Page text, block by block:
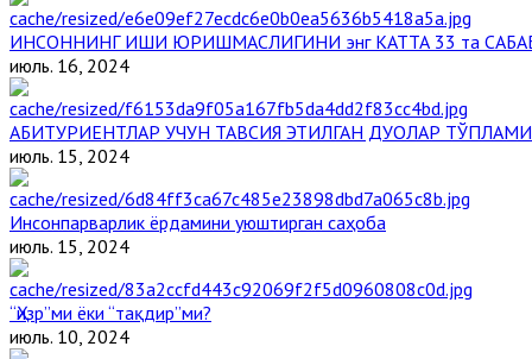
ИНСОННИНГ ИШИ ЮРИШМАСЛИГИНИ энг КАТТА 33 та
июль. 16, 2024
АБИТУРИЕНТЛАР УЧУН ТАВСИЯ ЭТИЛГАН ДУОЛАР ТЎПЛАМИ
июль. 15, 2024
Инсонпарварлик ёрдамини уюштирган саҳоба
июль. 15, 2024
“Ҳизр”ми ёки “тақдир”ми?
июль. 10, 2024